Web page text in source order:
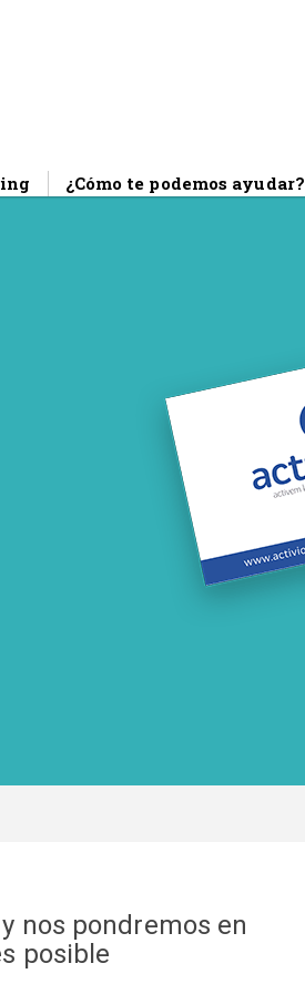
¿Cómo te podemos ayudar?
nos pondremos en
posible